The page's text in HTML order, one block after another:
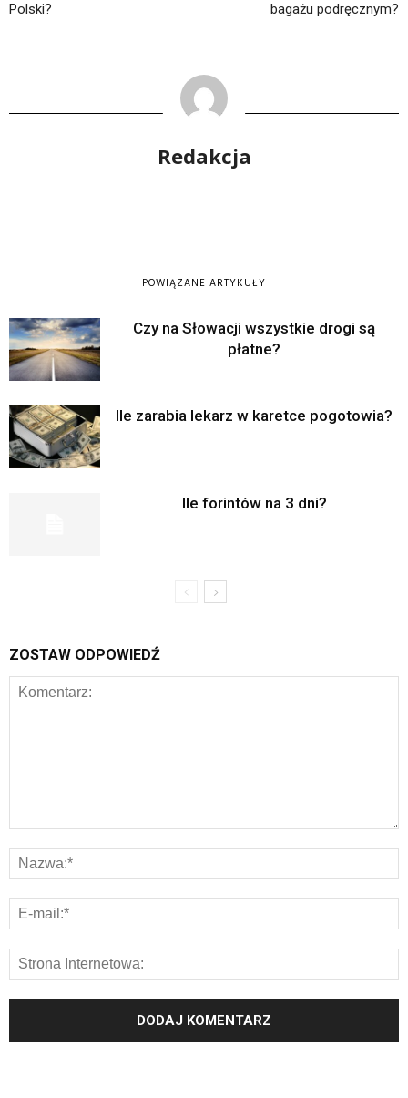
Polski? bagażu podręcznym?
Redakcja
POWIĄZANE ARTYKUŁY
Czy na Słowacji wszystkie drogi są
płatne?
Ile zarabia lekarz w karetce pogotowia?
Ile forintów na 3 dni?
ZOSTAW ODPOWIEDŹ